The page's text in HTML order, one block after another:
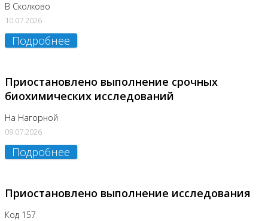
В Сколково
10.07.2026
Подробнее
Приостановлено выполнение срочных
биохимических исследований
На Нагорной
09.07.2026
Подробнее
Приостановлено выполнение исследования
Код 157